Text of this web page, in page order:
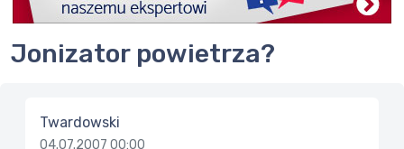
jonizator powietrza?
Twardowski
04.07.2007 00:00